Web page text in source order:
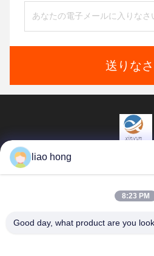
送りな
Sichuan Xinyun Jinhong
liao hong
8:23 PM
Good day, what product are you